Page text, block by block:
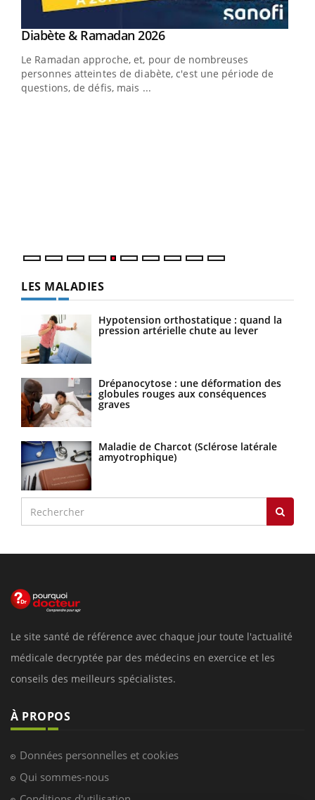
Youtube
Diabète & Ramadan 2026Youtube
Le Ramadan approche, et, pour de nombreuses
personnes atteintes de diabète, c'est une période de
questions, de défis, mais ...
LES MALADIES
Hypotension orthostatique : quand la
pression artérielle chute au lever
Drépanocytose : une déformation des
globules rouges aux conséquences
graves
Maladie de Charcot (Sclérose latérale
amyotrophique)
Le site santé de référence avec chaque jour toute l'actualité
médicale decryptée par des médecins en exercice et les
conseils des meilleurs spécialistes.
À PROPOS
Données personnelles et cookies
Qui sommes-nous